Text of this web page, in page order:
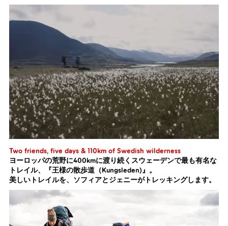
Two friends, five days & 110km of Swedish wilderness
ヨーロッパの荒野に400kmに渡り続くスウェーデンで最も有名な
トレイル、『王様の散歩道（Kungsleden)』。
美しいトレイルを、ソフィアとジェニーがトレッキングします。